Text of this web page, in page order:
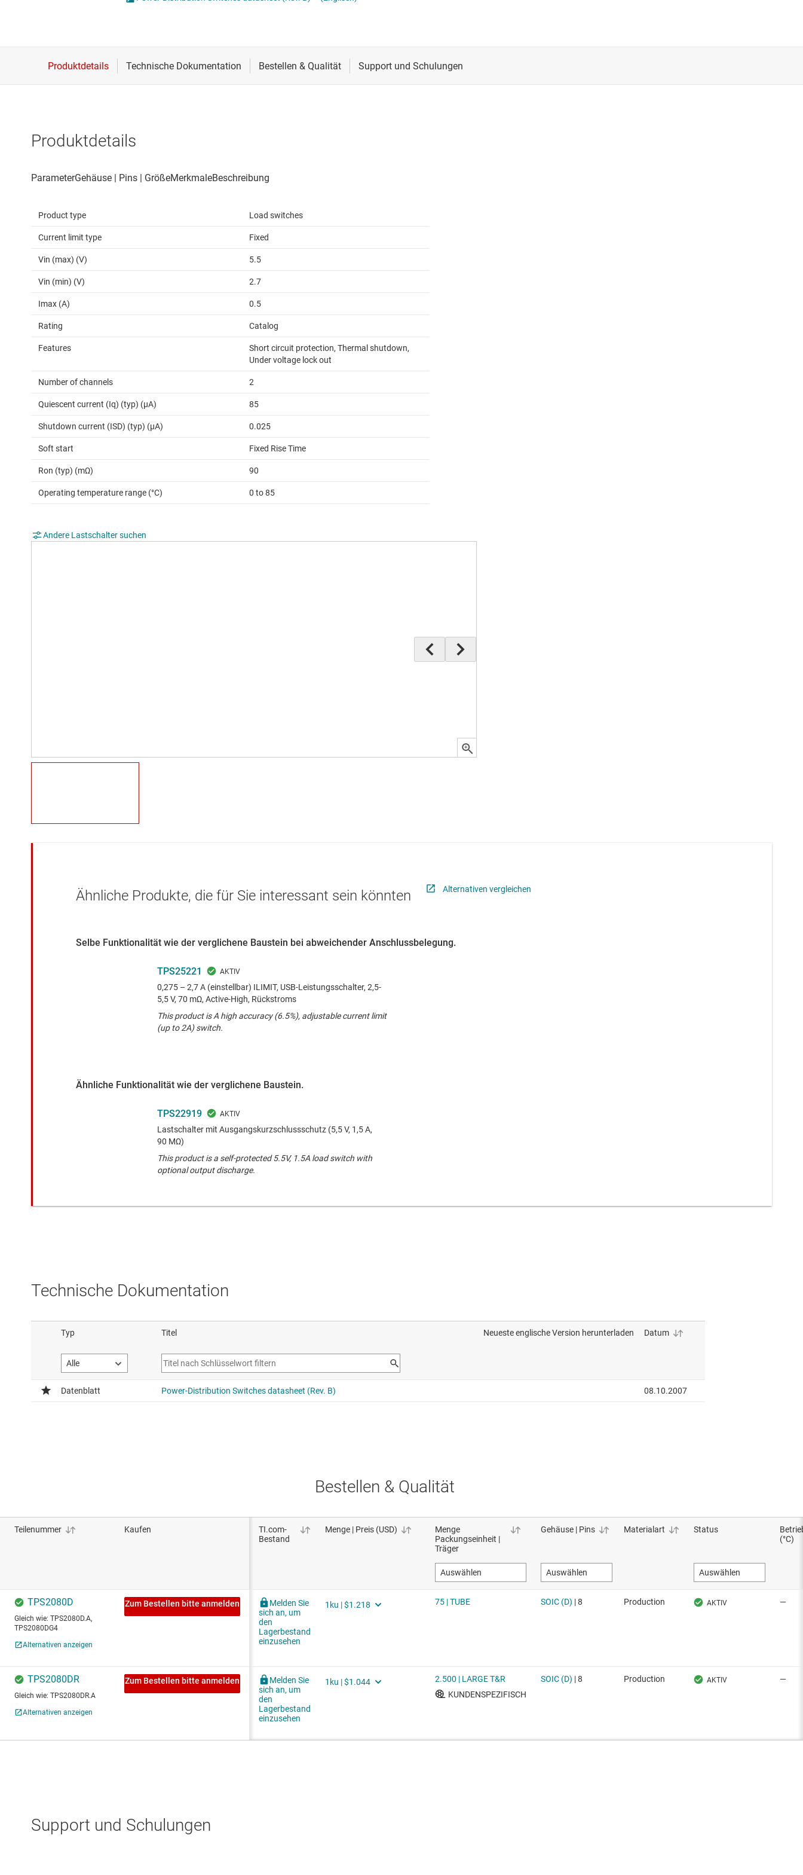
Drahtlose Konnektivität Schnittstelle
ICs zur Stromversorgung von DDR-Speicher
Produktdetails
Product type Load switches
Current limit type Fixed
Vin (max) (V) 5.5
Vin (min) (V) 2.7
Imax (A) 0.5
Rating Catalog
Features
Short circuit protection, Thermal shutdown,
Under voltage lock out
Number of channels 2
Quiescent current (Iq) (typ) (µA) 85
Shutdown current (ISD) (typ) (µA) 0.025
Soft start Fixed Rise Time
Ron (typ) (mΩ) 90
Operating temperature range (°C) 0 to 85
Andere Lastschalter suchen
Ähnliche Produkte, die für Sie interessant sein könnten Alternativen vergleichen
Selbe Funktionalität wie der verglichene Baustein bei abweichender Anschlussbelegung.
TPS25221
0,275 – 2,7 A (einstellbar) ILIMIT, USB-Leistungsschalter, 2,5-
5,5 V, 70 mΩ, Active-High, Rückstroms
This product is A high accuracy (6.5%), adjustable current limit
(up to 2A) switch.
Ähnliche Funktionalität wie der verglichene Baustein.
TPS22919
Lastschalter mit Ausgangskurzschlussschutz (5,5 V, 1,5 A,
90 MΩ)
This product is a self-protected 5.5V, 1.5A load switch with
optional output discharge.
Technische Dokumentation
Bestellen & Qualität
Support und Schulungen